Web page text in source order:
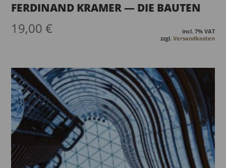
FERDINAND KRAMER — DIE BAUTEN
19,00€
incl. 7% VAT
zzgl. Versandkosten